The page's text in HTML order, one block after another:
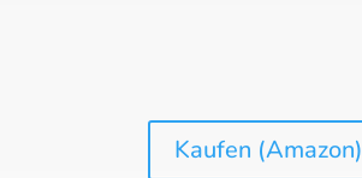
Kaufen (Amazon)